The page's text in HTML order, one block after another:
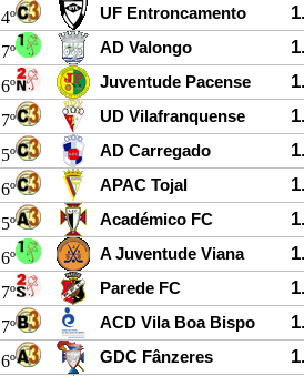
4º UF Entroncamento
7º AD Valongo
6º Juventude Pacense
7º UD Vilafranquense
5º AD Carregado
6º APAC Tojal
5º Académico FC
6º A Juventude Viana
7º Parede FC
7º ACD Vila Boa Bispo
6º GDC Fânzeres